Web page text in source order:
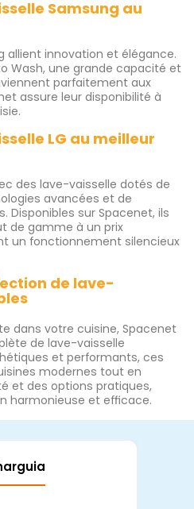
Samsung au
allient innovation et élégance.
Wash, une grande capacité et
parfaitement aux
assure leur disponibilité à
LG au meilleur
des lave-vaisselle dotés de
avancées et de
Disponibles sur Spacenet, ils
de gamme à un prix
un fonctionnement silencieux
de lave-
dans votre cuisine, Spacenet
de lave-vaisselle
et performants, ces
modernes tout en
et des options pratiques,
harmonieuse et efficace.